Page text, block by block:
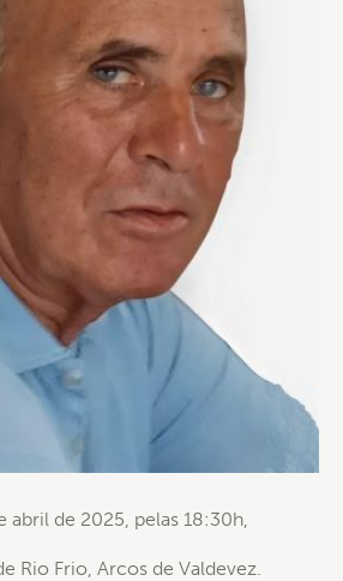
abril de 2025, pelas 18:30h,
Rio Frio, Arcos de Valdevez.